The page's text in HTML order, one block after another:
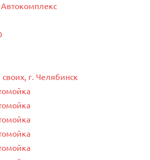
г. Челябинск